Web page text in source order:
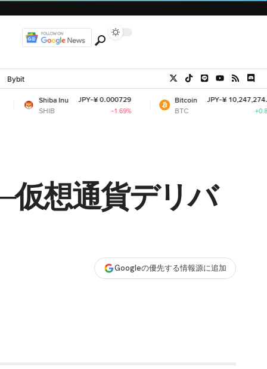
Bybit
JPY-¥ 0.000729
Bitcoin
BTC
JPY-¥ 10,247,274.58
仮想通貨デリバ
Googleの優先する情報源に追加